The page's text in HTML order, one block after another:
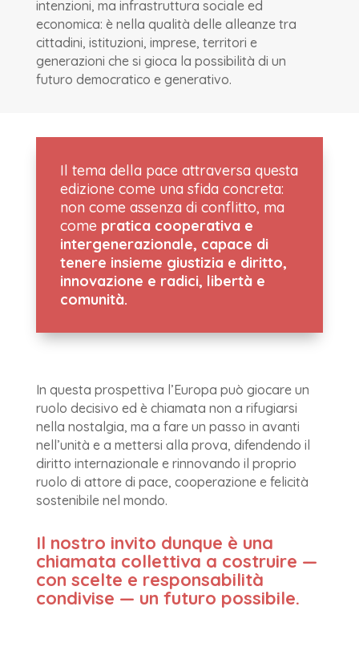
intenzioni, ma infrastruttura sociale ed
economica: è nella qualità delle alleanze tra
cittadini, istituzioni, imprese, territori e
generazioni che si gioca la possibilità di un
futuro democratico e generativo.
Il tema della pace attraversa questa
edizione come una sfida concreta:
non come assenza di conflitto, ma
come pratica cooperativa e
intergenerazionale, capace di
tenere insieme giustizia e diritto,
innovazione e radici, libertà e
comunità.
In questa prospettiva l’Europa può giocare un
ruolo decisivo ed è chiamata non a rifugiarsi
nella nostalgia, ma a fare un passo in avanti
nell’unità e a mettersi alla prova, difendendo il
diritto internazionale e rinnovando il proprio
ruolo di attore di pace, cooperazione e felicità
sostenibile nel mondo.
Il nostro invito dunque è una
chiamata collettiva a costruire —
con scelte e responsabilità
condivise — un futuro possibile.